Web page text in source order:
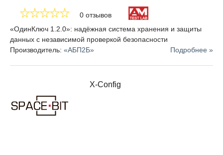
0 отзывов
«ОдинКлюч 1.2.0»: надёжная система хранения и защиты
данных с независимой проверкой безопасности
Производитель: «АБП2Б» Подробнее »
X-Config